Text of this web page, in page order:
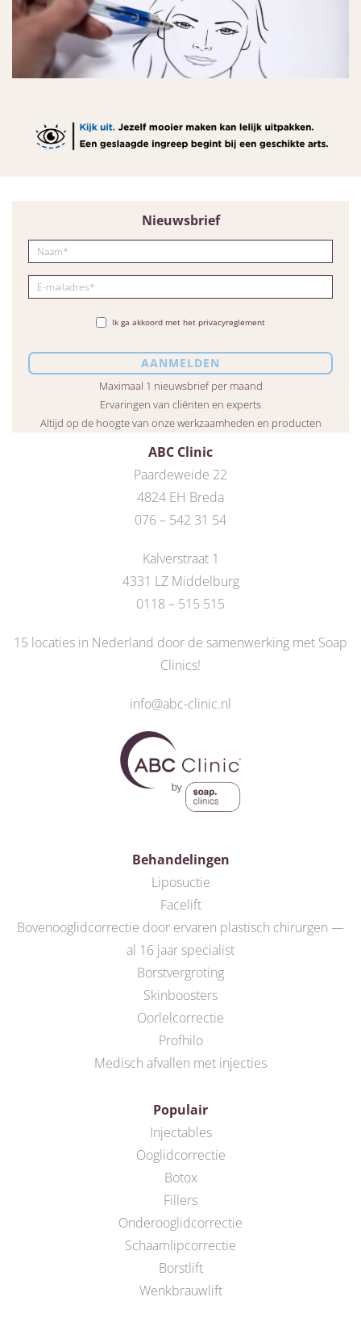
ABC Clinic
Paardeweide 22
4824 EH Breda
076 – 542 31 54
Kalverstraat 1
4331 LZ Middelburg
0118 – 515 515
15 locaties in Nederland door de samenwerking met Soap
Clinics!
info@abc-clinic.nl
Behandelingen
Liposuctie
Facelift
Bovenooglidcorrectie door ervaren plastisch chirurgen —
al 16 jaar specialist
Borstvergroting
Skinboosters
Oorlelcorrectie
Profhilo
Medisch afvallen met injecties
Populair
Injectables
Ooglidcorrectie
Botox
Fillers
Onderooglidcorrectie
Schaamlipcorrectie
Borstlift
Wenkbrauwlift
Nieuwsbrief
Ik ga akkoord met het privacyreglement
Maximaal 1 nieuwsbrief per maand
Ervaringen van cliënten en experts
Altijd op de hoogte van onze werkzaamheden en producten